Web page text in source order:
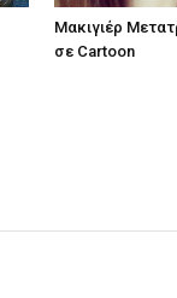
Μακιγιέρ
σε Cartoon